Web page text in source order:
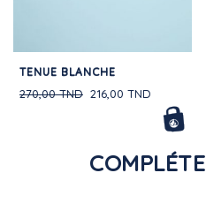
TENUE BLANCHE
216,00 TND
270,00 TND